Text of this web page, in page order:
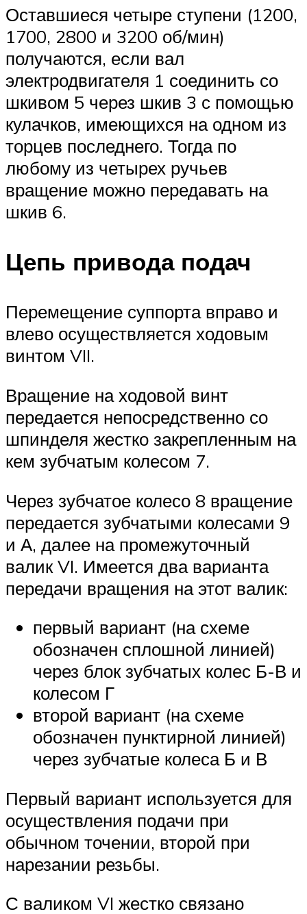
Оставшиеся четыре ступени (1200,
1700, 2800 и 3200 об/мин)
получаются, если вал
электродвигателя 1 соединить со
шкивом 5 через шкив 3 с помощью
кулачков, имеющихся на одном из
торцев последнего. Тогда по
любому из четырех ручьев
вращение можно передавать на
шкив 6.
Цепь привода подач
Перемещение суппорта вправо и
влево осуществляется ходовым
винтом VII.
Вращение на ходовой винт
передается непосредственно со
шпинделя жестко закрепленным на
кем зубчатым колесом 7.
Через зубчатое колесо 8 вращение
передается зубчатыми колесами 9
и А, далее на промежуточный
валик VI. Имеется два варианта
передачи вращения на этот валик:
первый вариант (на схеме
обозначен сплошной линией)
через блок зубчатых колес Б-В и
колесом Г
второй вариант (на схеме
обозначен пунктирной линией)
через зубчатые колеса Б и В
Первый вариант используется для
осуществления подачи при
обычном точении, второй при
нарезании резьбы.
С валиком VI жестко связано